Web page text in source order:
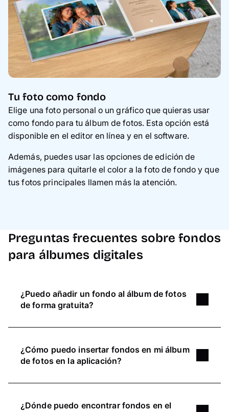
Tu foto como fondo
Elige una foto personal o un gráfico que quieras usar
como fondo para tu álbum de fotos. Esta opción está
disponible en el editor en línea y en el software.
Además, puedes usar las opciones de edición de
imágenes para quitarle el color a la foto de fondo y que
tus fotos principales llamen más la atención.
Preguntas frecuentes sobre fondos
para álbumes digitales
¿Puedo añadir un fondo al álbum de fotos
de forma gratuita?
Sí. Con la ayuda del software Pixum Fotomundo,
álbumes de fotos de forma gratuita en diferentes
colores y variantes.
¿Cómo puedo insertar fondos en mi álbum
de fotos en la aplicación?
En la app Pixum, puedes seleccionar entre
¿Dónde puedo encontrar fondos en el